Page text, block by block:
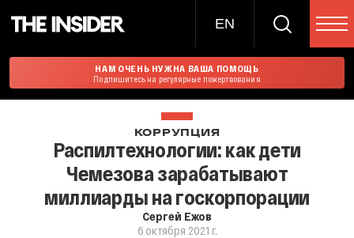
EN
НАМ ОЧЕНЬ НУЖНА ВАША ПОМОЩЬ
Подпишитесь на регулярные пожертвования
КОРРУПЦИЯ
Распилтехнологии: как дети
Чемезова зарабатывают
миллиарды на госкорпорации
Сергей Ежов
6 октября 2021 г.